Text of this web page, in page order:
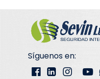
Síguenos en: